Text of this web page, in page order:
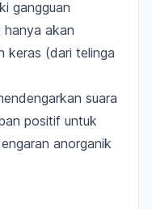
gangguan
hanya akan
keras (dari telinga
suara
positif untuk
anorganik